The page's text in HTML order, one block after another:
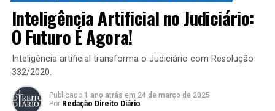
necessidade de futuras ações
legislativas para proteger essas
prerrogativas.
Em uma decisão histórica, o STF restaurou garantias
essenciais da advocacia que haviam sido indevidamente
revogadas por um erro legislativo. Essa decisão, unânime
Inteligência Artificial no Judiciário:
O Futuro É Agora!
Inteligência artificial transforma o Judiciário com Resolução
332/2020.
Publicado 1 ano atrás em 24 de março de 2025
Por Redação Direito Diário